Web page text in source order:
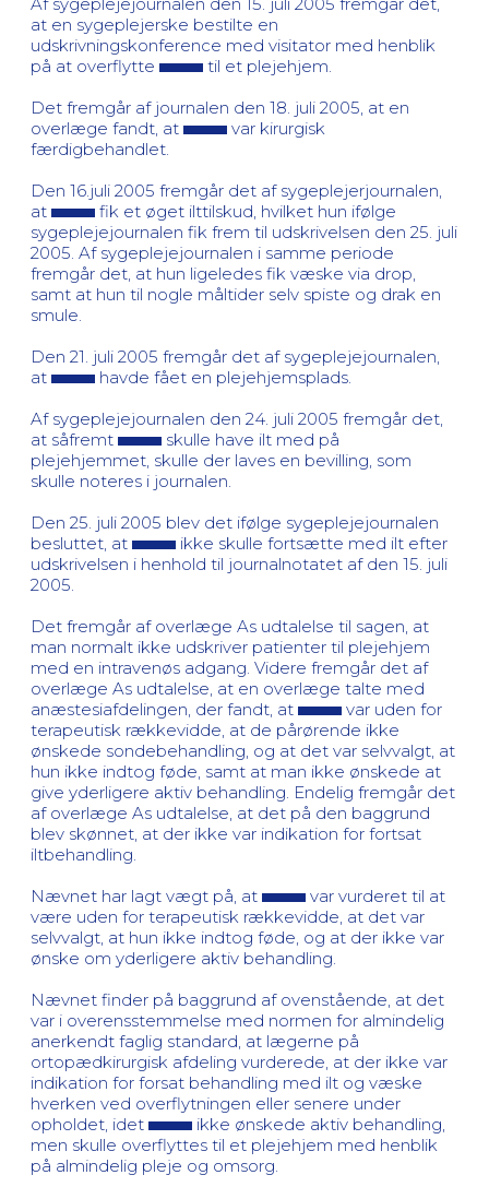
at en sygeplejerske bestilte en
udskrivningskonference med visitator med henblik
på at overflytte
til et plejehjem.
Det fremgår af journalen den 18. juli 2005, at en
overlæge fandt, at
var kirurgisk
færdigbehandlet.
Den 16.juli 2005 fremgår det af sygeplejerjournalen,
at
fik et øget ilttilskud, hvilket hun ifølge
sygeplejejournalen fik frem til udskrivelsen den 25. juli
2005. Af sygeplejejournalen i samme periode
fremgår det, at hun ligeledes fik væske via drop,
samt at hun til nogle måltider selv spiste og drak en
smule.
Den 21. juli 2005 fremgår det af sygeplejejournalen,
at
havde fået en plejehjemsplads.
Af sygeplejejournalen den 24. juli 2005 fremgår det,
at såfremt
skulle have ilt med på
plejehjemmet, skulle der laves en bevilling, som
skulle noteres i journalen.
Den 25. juli 2005 blev det ifølge sygeplejejournalen
besluttet, at
ikke skulle fortsætte med ilt efter
udskrivelsen i henhold til journalnotatet af den 15. juli
2005.
Det fremgår af overlæge As udtalelse til sagen, at
man normalt ikke udskriver patienter til plejehjem
med en intravenøs adgang. Videre fremgår det af
overlæge As udtalelse, at en overlæge talte med
anæstesiafdelingen, der fandt, at
var uden for
terapeutisk rækkevidde, at de pårørende ikke
ønskede sondebehandling, og at det var selvvalgt, at
hun ikke indtog føde, samt at man ikke ønskede at
give yderligere aktiv behandling. Endelig fremgår det
af overlæge As udtalelse, at det på den baggrund
blev skønnet, at der ikke var indikation for fortsat
iltbehandling.
Nævnet har lagt vægt på, at
var vurderet til at
være uden for terapeutisk rækkevidde, at det var
selvvalgt, at hun ikke indtog føde, og at der ikke var
ønske om yderligere aktiv behandling.
Nævnet finder på baggrund af ovenstående, at det
var i overensstemmelse med normen for almindelig
anerkendt faglig standard, at lægerne på
ortopædkirurgisk afdeling vurderede, at der ikke var
indikation for forsat behandling med ilt og væske
hverken ved overflytningen eller senere under
opholdet, idet
ikke ønskede aktiv behandling,
men skulle overflyttes til et plejehjem med henblik
på almindelig pleje og omsorg.